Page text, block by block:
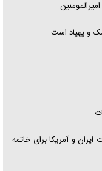
و پهپاد است
و آمریکا برای خاتمه